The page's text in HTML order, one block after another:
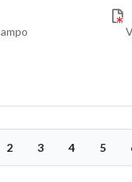
2 3 4 5